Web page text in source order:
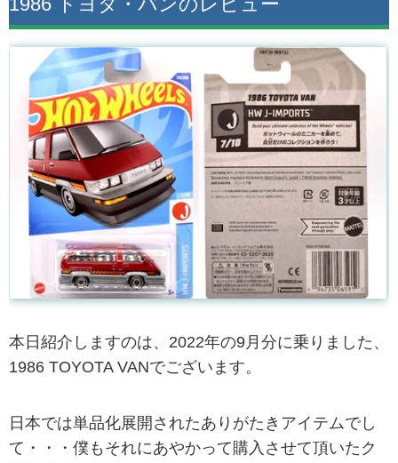
本日紹介しますのは、2022年の9月分に乗りました、
1986 TOYOTA VANでございます。
日本では単品化展開されたありがたきアイテムでし
て・・・僕もそれにあやかって購入させて頂いたク